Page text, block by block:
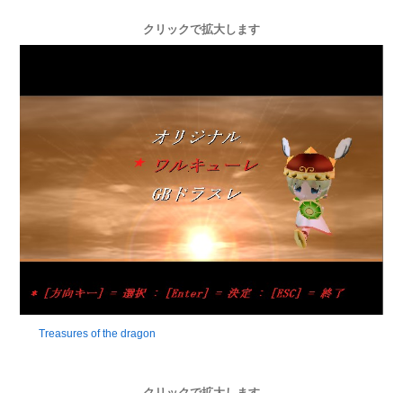
クリックで拡大します
Treasures of the dragon